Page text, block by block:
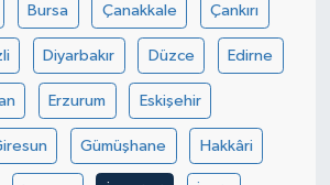
Bursa Çanakkale Çankırı
Diyarbakır Düzce Edirne
Erzurum Eskişehir
Gümüşhane Hakkâri